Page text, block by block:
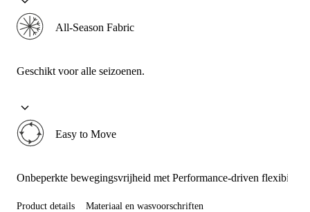
All-Season Fabric
Geschikt voor alle seizoenen.
Easy to Move
Onbeperkte bewegingsvrijheid met Performance-driven flexibiliteit.
Product details Materiaal en wasvoorschriften